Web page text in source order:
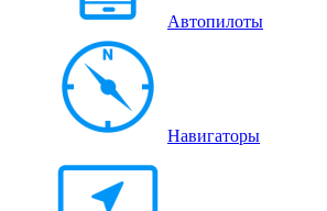
Автопилоты
Навигаторы